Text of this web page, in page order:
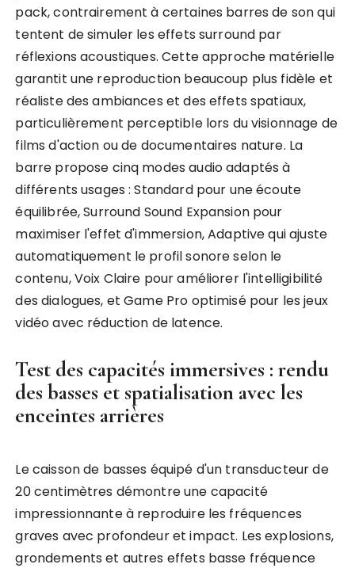
pack, contrairement à certaines barres de son qui
tentent de simuler les effets surround par
réflexions acoustiques. Cette approche matérielle
garantit une reproduction beaucoup plus fidèle et
réaliste des ambiances et des effets spatiaux,
particulièrement perceptible lors du visionnage de
films d'action ou de documentaires nature. La
barre propose cinq modes audio adaptés à
différents usages : Standard pour une écoute
équilibrée, Surround Sound Expansion pour
maximiser l'effet d'immersion, Adaptive qui ajuste
automatiquement le profil sonore selon le
contenu, Voix Claire pour améliorer l'intelligibilité
des dialogues, et Game Pro optimisé pour les jeux
vidéo avec réduction de latence.
Test des capacités immersives : rendu
des basses et spatialisation avec les
enceintes arrières
Le caisson de basses équipé d'un transducteur de
20 centimètres démontre une capacité
impressionnante à reproduire les fréquences
graves avec profondeur et impact. Les explosions,
grondements et autres effets basse fréquence